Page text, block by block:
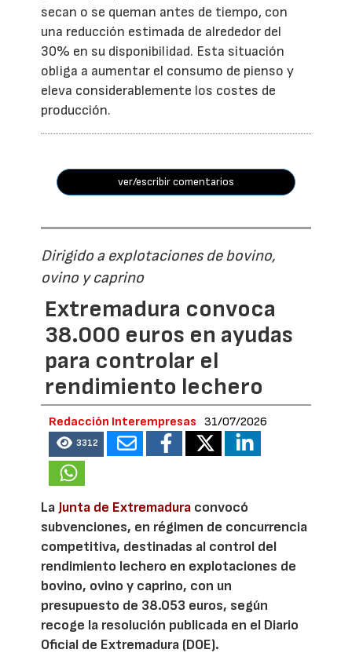
secan o se queman antes de tiempo, con
una reducción estimada de alrededor del
30% en su disponibilidad. Esta situación
obliga a aumentar el consumo de pienso y
eleva considerablemente los costes de
producción.
ver/escribir comentarios
Dirigido a explotaciones de bovino,
ovino y caprino
Extremadura convoca
38.000 euros en ayudas
para controlar el
rendimiento lechero
Redacción Interempresas 31/07/2026
3312
La Junta de Extremadura convocó
subvenciones, en régimen de concurrencia
competitiva, destinadas al control del
rendimiento lechero en explotaciones de
bovino, ovino y caprino, con un
presupuesto de 38.053 euros, según
recoge la resolución publicada en el Diario
Oficial de Extremadura (DOE).